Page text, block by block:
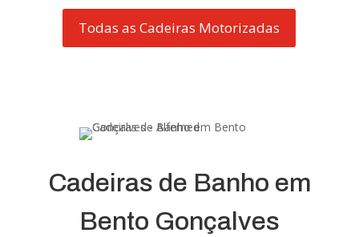
Todas as Cadeiras Motorizadas
Cadeiras de Banho em
Bento Gonçalves